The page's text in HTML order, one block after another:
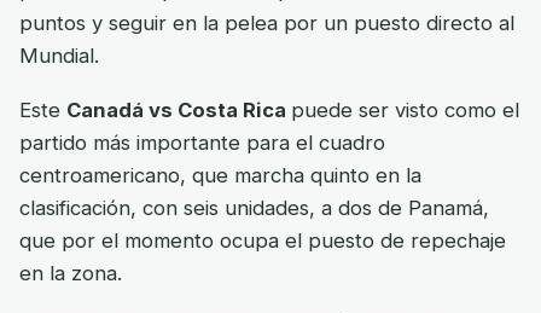
puntos y seguir en la pelea por un puesto directo al
Mundial.
Este Canadá vs Costa Rica puede ser visto como el
partido más importante para el cuadro
centroamericano, que marcha quinto en la
clasificación, con seis unidades, a dos de Panamá,
que por el momento ocupa el puesto de repechaje
en la zona.